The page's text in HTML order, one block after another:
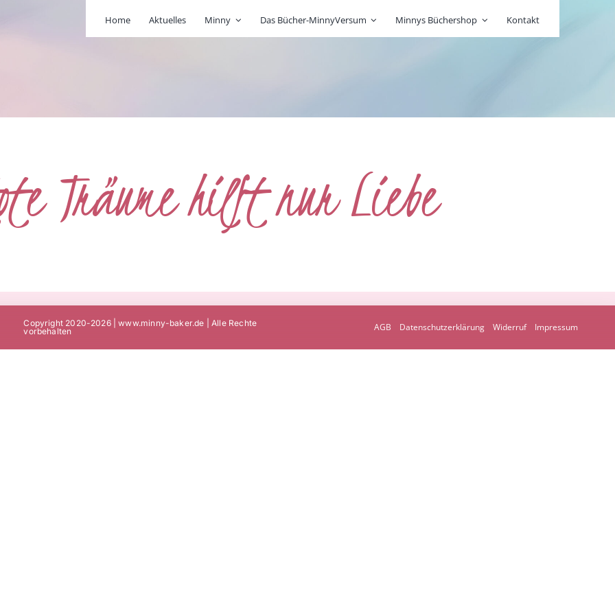
Home Aktuelles Minny Das Bücher-MinnyVersum Minnys Büchershop Kontakt
Träume hilft nur Liebe
Copyright 2020-2026 | www.minny-baker.de | Alle Rechte
vorbehalten
AGB Datenschutzerklärung Widerruf Impressum